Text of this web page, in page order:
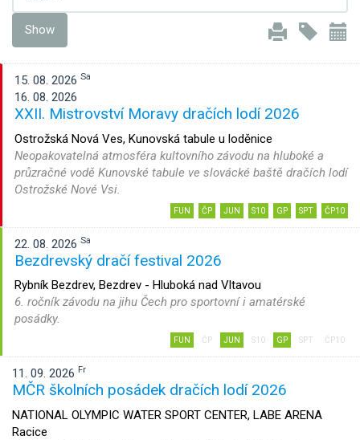
Show
15. 08. 2026 Sa
16. 08. 2026
XXII. Mistrovství Moravy dračích lodí 2026
Ostrožská Nová Ves, Kunovská tabule u loděnice
Neopakovatelná atmosféra kultovního závodu na hluboké a
průzračné vodě Kunovské tabule ve slovácké baště dračích lodí
Ostrožské Nové Vsi.
FUN ČP JUN S10 GP SPT ČP10
22. 08. 2026 Sa
Bezdrevský dračí festival 2026
Rybník Bezdrev, Bezdrev - Hluboká nad Vltavou
6. ročník závodu na jihu Čech pro sportovní i amatérské
posádky.
FUN ČP JUN S10 GP SPT ČP10
11. 09. 2026 Fr
MČR školních posádek dračích lodí 2026
NATIONAL OLYMPIC WATER SPORT CENTER, LABE ARENA
Racice